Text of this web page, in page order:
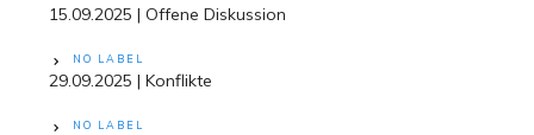
15.09.2025 | Offene Diskussion
NO LABEL
29.09.2025 | Konflikte
NO LABEL